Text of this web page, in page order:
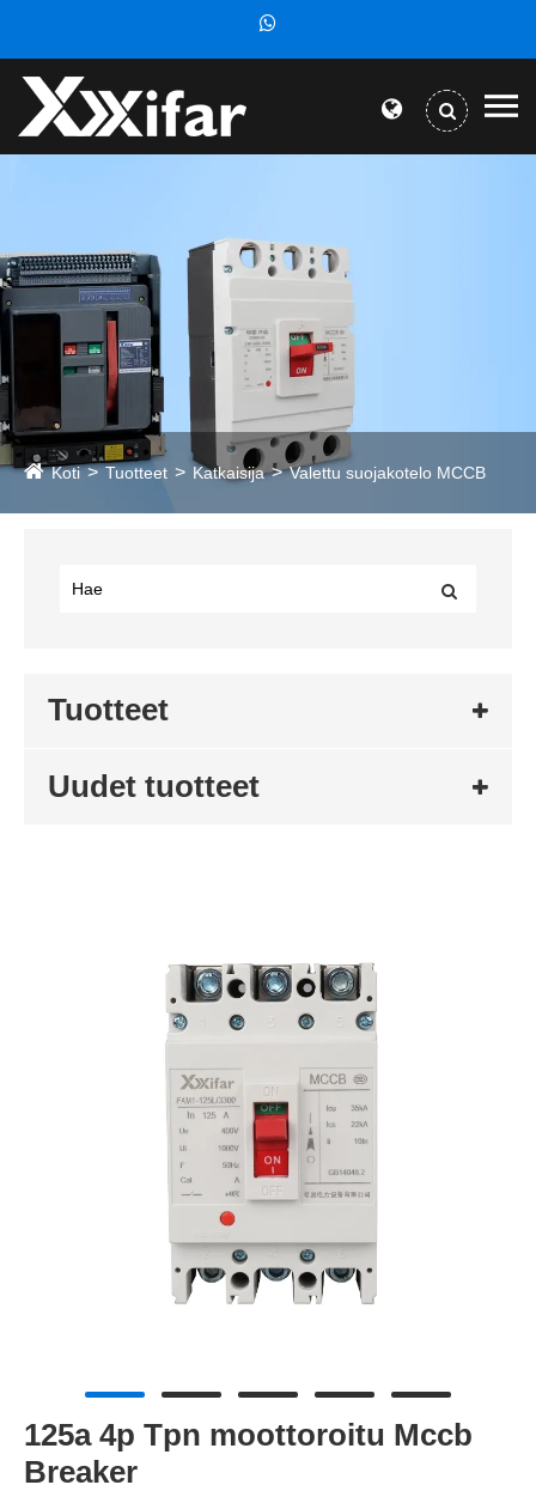
Koti Tuotteet Katkaisija Valettu suojakotelo MCCB
Tuotteet
Uudet tuotteet
125a 4p Tpn moottoroitu Mccb
Breaker